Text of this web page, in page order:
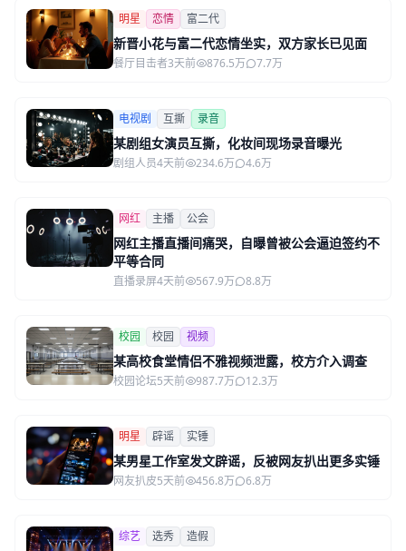
明星 恋情 富二代
新晋小花与富二代恋情坐实，双方家长已见面
餐厅目击者3天前 876.5万 7.7万
电视剧 互撕 录音
某剧组女演员互撕，化妆间现场录音曝光
剧组人员4天前 234.6万 4.6万
网红 主播 公会
网红主播直播间痛哭，自曝曾被公会逼迫签约不
平等合同
直播录屏4天前 567.9万 8.8万
校园 校园 视频
某高校食堂情侣不雅视频泄露，校方介入调查
校园论坛5天前 987.7万 12.3万
明星 辟谣 实锤
某男星工作室发文辟谣，反被网友扒出更多实锤
网友扒皮5天前 456.8万 6.8万
综艺 选秀 造假